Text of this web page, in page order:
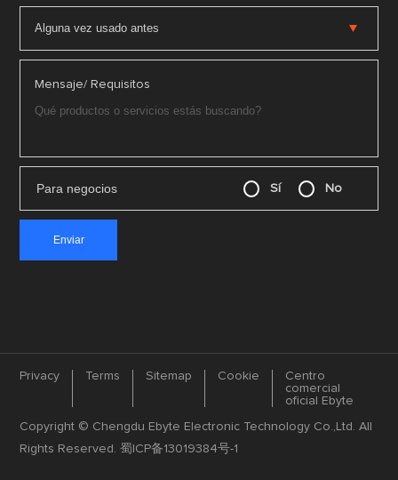
Mensaje/ Requisitos
Para negocios Sí No
Privacy Terms Sitemap Cookie
Centro
comercial
oficial Ebyte
Copyright © Chengdu Ebyte Electronic Technology Co.,Ltd. All
Rights Reserved.蜀ICP备13019384号-1